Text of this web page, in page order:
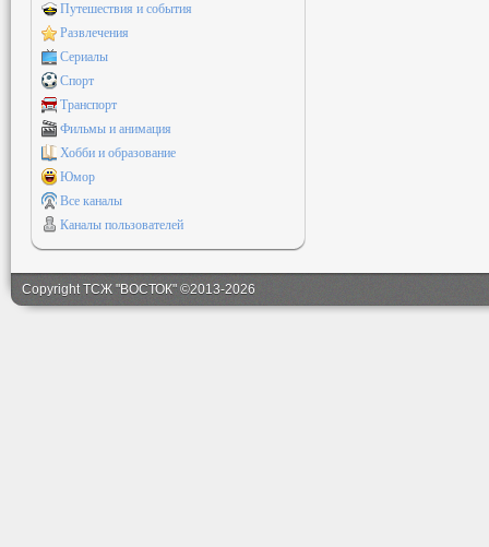
Путешествия и события
Развлечения
Сериалы
Спорт
Транспорт
Фильмы и анимация
Хобби и образование
Юмор
Все каналы
Каналы пользователей
Copyright ТСЖ "ВОСТОК" ©2013-2026